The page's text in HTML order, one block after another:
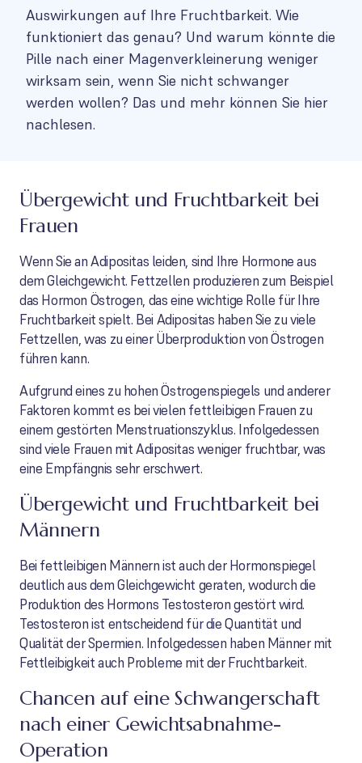
Auswirkungen auf Ihre Fruchtbarkeit. Wie
funktioniert das genau? Und warum könnte die
Pille nach einer Magenverkleinerung weniger
wirksam sein, wenn Sie nicht schwanger
werden wollen? Das und mehr können Sie hier
nachlesen.
Übergewicht und Fruchtbarkeit bei
Frauen
Wenn Sie an Adipositas leiden, sind Ihre Hormone aus
dem Gleichgewicht. Fettzellen produzieren zum Beispiel
das Hormon Östrogen, das eine wichtige Rolle für Ihre
Fruchtbarkeit spielt. Bei Adipositas haben Sie zu viele
Fettzellen, was zu einer Überproduktion von Östrogen
führen kann.
Aufgrund eines zu hohen Östrogenspiegels und anderer
Faktoren kommt es bei vielen fettleibigen Frauen zu
einem gestörten Menstruationszyklus. Infolgedessen
sind viele Frauen mit Adipositas weniger fruchtbar, was
eine Empfängnis sehr erschwert.
Übergewicht und Fruchtbarkeit bei
Männern
Bei fettleibigen Männern ist auch der Hormonspiegel
deutlich aus dem Gleichgewicht geraten, wodurch die
Produktion des Hormons Testosteron gestört wird.
Testosteron ist entscheidend für die Quantität und
Qualität der Spermien. Infolgedessen haben Männer mit
Fettleibigkeit auch Probleme mit der Fruchtbarkeit.
Chancen auf eine Schwangerschaft
nach einer Gewichtsabnahme-
Operation